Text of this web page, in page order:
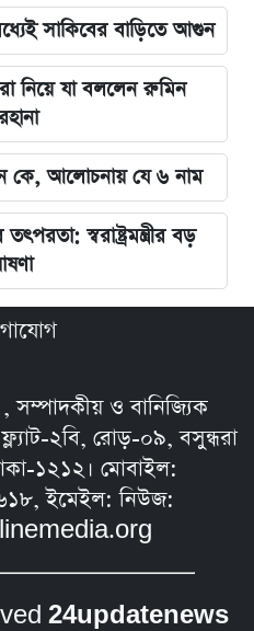
সাকিবের বাড়িতে আগুন
নিয়ে যা বললেন রুমিন
কে, আলোচনায় যে ৬ নাম
স্বরাষ্ট্রমন্ত্রীর বড়
সম্পাদকীয় ও বানিজ্যিক
২বি, রোড়-০৯, বসুন্ধরা
১২১২। মোবাইল:
ইমেইল: নিউজ:
24updatenews